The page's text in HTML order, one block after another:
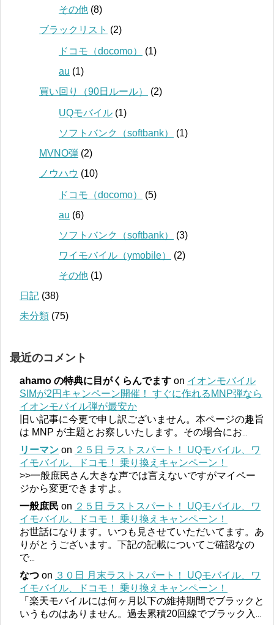
その他 (8)
ブラックリスト (2)
ドコモ（docomo）
(1)
au (1)
買い回り（90日ルール）
(2)
UQモバイル (1)
ソフトバンク（softbank）
(1)
MVNO弾 (2)
ノウハウ (10)
ドコモ（docomo）
(5)
au (6)
ソフトバンク（softbank）
(3)
ワイモバイル（ymobile）
(2)
その他 (1)
日記 (38)
未分類 (75)
最近のコメント
ahamo の特典に目がくらんでます on イオンモバイル
SIMが2円キャンペーン開催！ すぐに作れるMNP弾なら
イオンモバイル弾が最安か
旧い記事に今更で申し訳ございません。本ページの趣旨
は MNP が主題とお察しいたします。その場合にお...
リーマン on ２５日 ラストスパート！ UQモバイル、ワ
イモバイル、ドコモ！ 乗り換えキャンペーン！
>>一般庶民さん大きな声では言えないですがマイペー
ジから変更できますよ。
一般庶民 on ２５日 ラストスパート！ UQモバイル、ワ
イモバイル、ドコモ！ 乗り換えキャンペーン！
お世話になります。いつも見させていただいてます。あ
りがとうございます。下記の記載についてご確認なの
で...
なつ on ３０日 月末ラストスパート！ UQモバイル、ワ
イモバイル、ドコモ！ 乗り換えキャンペーン！
「楽天モバイルには何ヶ月以下の維持期間でブラックと
いうものはありません。過去累積20回線でブラック入...